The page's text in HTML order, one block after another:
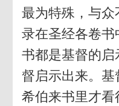
最为特殊，与
录在圣经各卷
书都是基督的
督启示出来。
希伯来书里才